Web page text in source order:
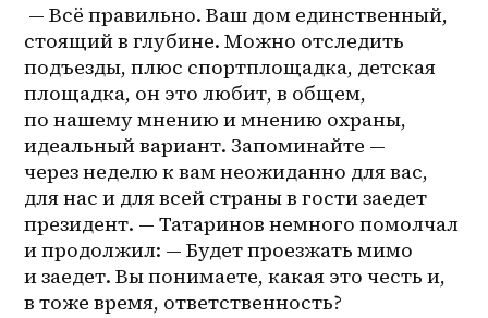
— Всё правильно. Ваш дом единственный,
стоящий в глубине. Можно отследить
подъезды, плюс спортплощадка, детская
площадка, он это любит, в общем,
по нашему мнению и мнению охраны,
идеальный вариант. Запоминайте —
через неделю к вам неожиданно для вас,
для нас и для всей страны в гости заедет
президент. — Татаринов немного помолчал
и продолжил: — Будет проезжать мимо
и заедет. Вы понимаете, какая это честь и,
в тоже время, ответственность?